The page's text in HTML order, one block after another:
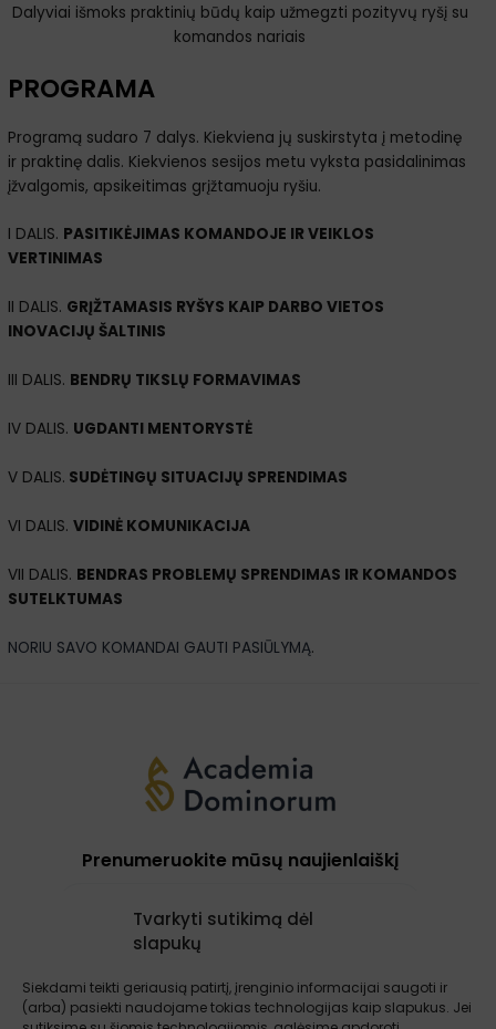
Tvarkyti sutikimą dėl
slapukų
Siekdami teikti geriausią patirtį, įrenginio informacijai saugoti ir
(arba) pasiekti naudojame tokias technologijas kaip slapukus. Jei
Dalyviai išmoks praktinių būdų kaip užmegzti pozityvų ryšį su
komandos nariais
PROGRAMA
Programą sudaro 7 dalys. Kiekviena jų suskirstyta į metodinę
ir praktinę dalis. Kiekvienos sesijos metu vyksta pasidalinimas
įžvalgomis, apsikeitimas grįžtamuoju ryšiu.
I DALIS. PASITIKĖJIMAS KOMANDOJE IR VEIKLOS
VERTINIMAS
II DALIS. GRĮŽTAMASIS RYŠYS KAIP DARBO VIETOS
INOVACIJŲ ŠALTINIS
III DALIS. BENDRŲ TIKSLŲ FORMAVIMAS
IV DALIS. UGDANTI MENTORYSTĖ
V DALIS. SUDĖTINGŲ SITUACIJŲ SPRENDIMAS
VI DALIS.VIDINĖ KOMUNIKACIJA
VII DALIS. BENDRAS PROBLEMŲ SPRENDIMAS IR KOMANDOS
SUTELKTUMAS
NORIU SAVO KOMANDAI GAUTI PASIŪLYMĄ.
Prenumeruokite mūsų naujienlaiškį